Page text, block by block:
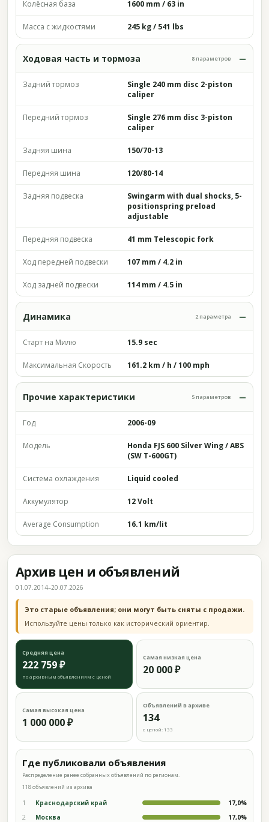
Колёсная база 1600 mm / 63 in
Масса с жидкостями 245 kg / 541 lbs
Ходовая часть и тормоза 8 параметров
Задний тормоз
Single 240 mm disc 2-piston
caliper
Передний тормоз
Single 276 mm disc 3-piston
caliper
Задняя шина 150/70-13
Передняя шина 120/80-14
Задняя подвеска
Swingarm with dual shocks, 5-
positionspring preload
adjustable
Передняя подвеска 41 mm Telescopic fork
Ход передней подвески 107 mm / 4.2 in
Ход задней подвески 114 mm / 4.5 in
Динамика 2 параметра
Старт на Милю 15.9 sec
Максимальная Скорость 161.2 km / h / 100 mph
Прочие характеристики 5 параметров
Год 2006-09
Модель
Honda FJS 600 Silver Wing / ABS
(SW T-600GT)
Система охлаждения Liquid cooled
Аккумулятор 12 Volt
Average Consumption 16.1 km/lit
Архив цен и объявлений
01.07.2014–20.07.2026
Это старые объявления; они могут быть сняты с продажи.
Используйте цены только как исторический ориентир.
Средняя цена
222 759 ₽
по архивным объявлениям с ценой
Самая низкая цена
20 000 ₽
Самая высокая цена
1 000 000 ₽
Объявлений в архиве
134
с ценой: 133
Где публиковали объявления
Распределение ранее собранных объявлений по регионам.
118 объявлений из архива
1 Краснодарский край 17,0%
2 Москва 17,0%